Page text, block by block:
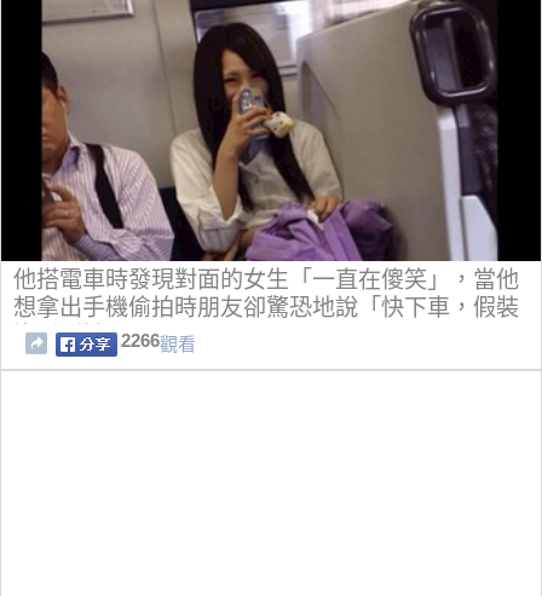
他搭電車時發現對面的女生「一直在傻笑」，當他
想拿出手機偷拍時朋友卻驚恐地說「快下車，假裝
沒看到她！」
2266觀看